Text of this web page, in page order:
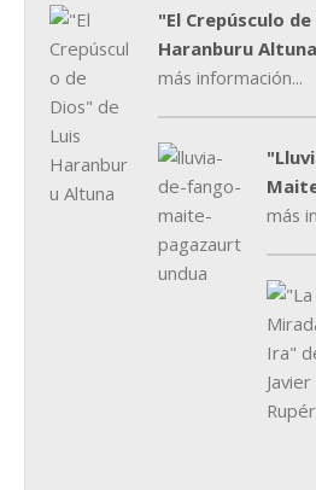
"El Crepúsculo
Haranburu Altuna
más información...
más